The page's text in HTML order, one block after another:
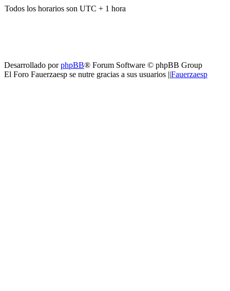
Todos los horarios son UTC + 1 hora
Desarrollado porphpBB® Forum Software © phpBB Group
El Foro Fauerzaesp se nutre gracias a sus usuarios ||Fauerzaesp